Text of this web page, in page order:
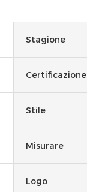
Stagione
Certificazione
Stile
Misurare
Logo